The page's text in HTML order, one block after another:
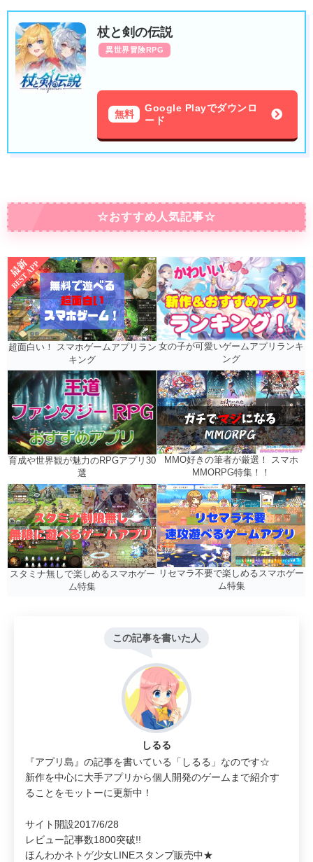
杖と剣の伝説
異世界冒険RPG
無料
Google Playでダウンロ
ード
☆おすすめ人気記事☆
超面白い！ スマホゲームアプリラン
キング
女の子が可愛いゲームアプリランキ
ング
育成や世界観が魅力のRPGアプリ30
選
MMO好きの筆者が厳選！ スマホ
MMORPG特集！！
スタミナ無しで楽しめるスマホゲー
ム特集
リセマラ不要で楽しめるスマホゲー
ム特集
この記事を書いた人
しるる
『アプリ島』の記事を書いている「しるる」なのです☆
新作を中心に大手アプリから個人開発のゲームまで紹介す
ることをモットーに更新中！
サイト開設2017/6/28
レビュー記事数1800突破!!
ほんわかネトゲ少女LINEスタンプ販売中★